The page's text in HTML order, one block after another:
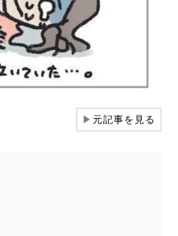
▶元記事を見る